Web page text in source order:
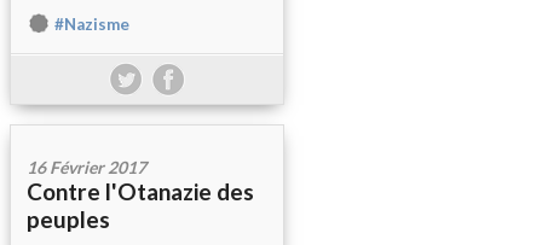
#Nazisme
16 Février 2017
Contre l'Otanazie des
peuples